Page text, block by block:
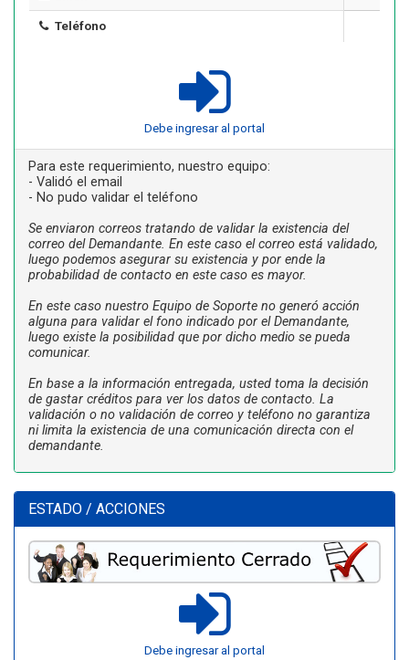
Teléfono
Debe ingresar al portal
Para este requerimiento, nuestro equipo:
- Validó el email
- No pudo validar el teléfono
Se enviaron correos tratando de validar la existencia del
correo del Demandante. En este caso el correo está validado,
luego podemos asegurar su existencia y por ende la
probabilidad de contacto en este caso es mayor.
En este caso nuestro Equipo de Soporte no generó acción
alguna para validar el fono indicado por el Demandante,
luego existe la posibilidad que por dicho medio se pueda
comunicar.
En base a la información entregada, usted toma la decisión
de gastar créditos para ver los datos de contacto. La
validación o no validación de correo y teléfono no garantiza
ni limita la existencia de una comunicación directa con el
demandante.
ESTADO / ACCIONES
Debe ingresar al portal